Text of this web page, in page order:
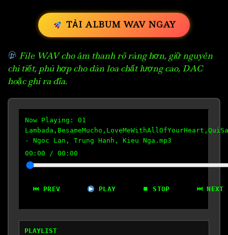
TẢI ALBUM WAV NGAY
File WAV cho âm thanh rõ ràng hơn, giữ nguyên
chi tiết, phù hợp cho dàn loa chất lượng cao, DAC
hoặc ghi ra đĩa.
Now Playing: 01
- Ngoc Lan, Trung Hanh, Kieu Nga.mp3
00:00 / 00:00
⏮ PREV PLAY ⏹ STOP ⏭ NEXT
PLAYLIST